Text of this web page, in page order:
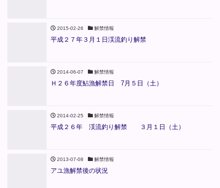
2015-02-26 解禁情報
平成２７年３月１日渓流釣り解禁
2014-06-07 解禁情報
Ｈ２６年度鮎漁解禁日 7月５日（土）
2014-02-25 解禁情報
平成２６年 渓流釣り解禁 ３月１日（土）
2013-07-08 解禁情報
アユ漁解禁後の状況